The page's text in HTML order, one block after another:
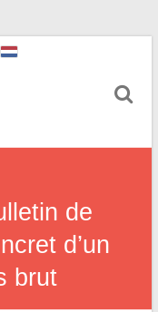
de
d’un
brut